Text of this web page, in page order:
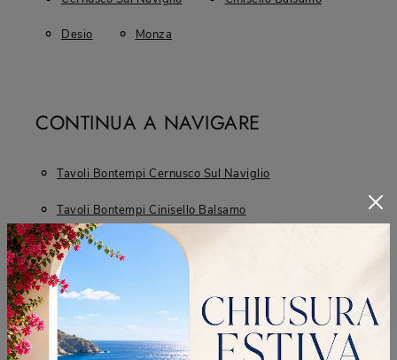
Desio Monza
CONTINUA A NAVIGARE
Tavoli Bontempi Cernusco Sul Naviglio
Tavoli Bontempi Cinisello Balsamo
Tavoli Bontempi Desio
Tavoli Bontempi Monza